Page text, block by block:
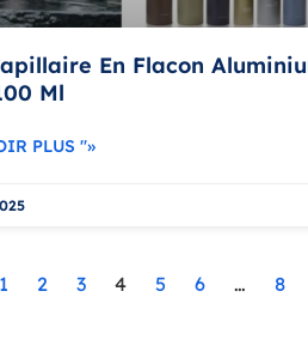
En Flacon
Ml
PLUS "»
1 2 3 4 5 6 … 8